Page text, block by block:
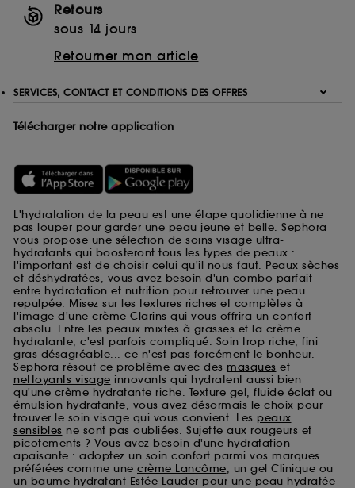
Retours
sous 14 jours
Retourner mon article
SERVICES, CONTACT ET CONDITIONS DES OFFRES
Télécharger notre application
L'hydratation de la peau est une étape quotidienne à ne
pas louper pour garder une peau jeune et belle. Sephora
vous propose une sélection de soins visage ultra-
hydratants qui boosteront tous les types de peaux :
l'important est de choisir celui qu'il nous faut. Peaux sèches
et déshydratées, vous avez besoin d'un combo parfait
entre hydratation et nutrition pour retrouver une peau
repulpée. Misez sur les textures riches et complètes à
l'image d'une crème Clarins qui vous offrira un confort
absolu. Entre les peaux mixtes à grasses et la crème
hydratante, c'est parfois compliqué. Soin trop riche, fini
gras désagréable... ce n'est pas forcément le bonheur.
Sephora résout ce problème avec des masques et
nettoyants visage innovants qui hydratent aussi bien
qu'une crème hydratante riche. Texture gel, fluide éclat ou
émulsion hydratante, vous avez désormais le choix pour
trouver le soin visage qui vous convient. Les peaux
sensibles ne sont pas oubliées. Sujette aux rougeurs et
picotements ? Vous avez besoin d'une hydratation
apaisante : adoptez un soin confort parmi vos marques
préférées comme une crème Lancôme, un gel Clinique ou
un baume hydratant Estée Lauder pour une peau hydratée